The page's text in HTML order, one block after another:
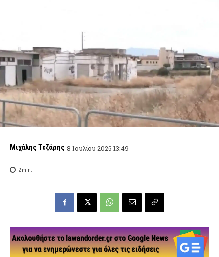
Μιχάλης Τεζάρης 8 Ιουλίου 2026 13:49
2min.